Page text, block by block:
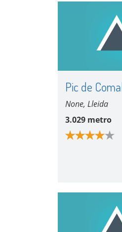
Pic de
None, Lleida
3.029 metro